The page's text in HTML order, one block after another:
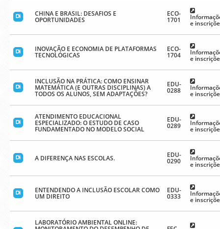
CHINA E BRASIL: DESAFIOS E
OPORTUNIDADES
ECO-
1701 e
INOVAÇÃO E ECONOMIA DE PLATAFORMAS
TECNOLÓGICAS
ECO-
1704 e
INCLUSÃO NA PRÁTICA: COMO ENSINAR
MATEMÁTICA (E OUTRAS DISCIPLINAS) A
TODOS OS ALUNOS, SEM ADAPTAÇÕES?
EDU-
0288 e
ATENDIMENTO EDUCACIONAL
ESPECIALIZADO: O ESTUDO DE CASO
FUNDAMENTADO NO MODELO SOCIAL
EDU-
0289 e
A DIFERENÇA NAS ESCOLAS. EDU-
0290 e
ENTENDENDO A INCLUSÃO ESCOLAR COMO
UM DIREITO
EDU-
0333 e
LABORATÓRIO AMBIENTAL ONLINE: